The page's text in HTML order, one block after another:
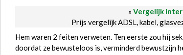
» Vergelijk
Prijs vergelijk ADSL, kabel,
Hem waren 2 feiten verweten. Ten eerste zou hij
doordat ze bewusteloos is, verminderd bewustzijn